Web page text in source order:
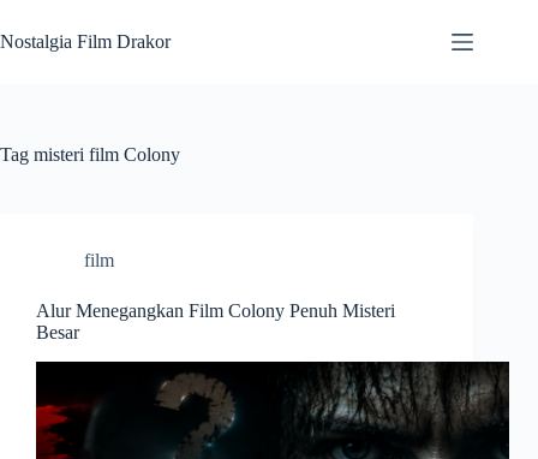
to
content
Nostalgia Film Drakor
Tag misteri film Colony
film
Alur Menegangkan Film Colony Penuh Misteri
Besar